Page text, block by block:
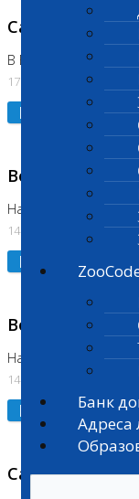
Банк
Адреса
Санитарный
В Бутово
17.07.2026
Подробнее
Возобновлено
На Нагорной (Код
14.07.2026
Подробнее
Возобновлено
На Нагорной (Код
14.07.2026
Подробнее
Санитарный